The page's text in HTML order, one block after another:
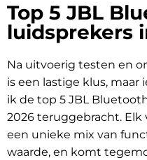
Top 5 JBL
luidsprekers
Na uitvoerig testen en
is een lastige klus,
ik de top 5 JBL
2026 teruggebracht.
een unieke mix van
waarde, en komt